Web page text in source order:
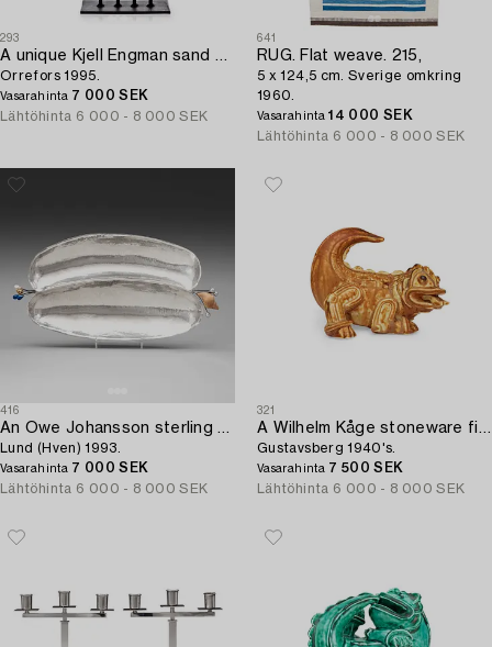
293
A unique Kjell Engman sand cast glass sculpture 'Chakira',
Orrefors 1995.
Vasarahinta 7 000 SEK
Lähtöhinta 6 000 - 8 000 SEK
641
RUG. Flat weave. 215,
5 x 124,5 cm. Sverige omkring
1960.
Vasarahinta14 000 SEK
Lähtöhinta 6 000 - 8 000 SEK
416
An Owe Johansson sterling bowl,
Lund (Hven) 1993.
Vasarahinta 7 000 SEK
Lähtöhinta 6 000 - 8 000 SEK
321
A Wilhelm Kåge stoneware figure of a dragon puppy,
Gustavsberg 1940's.
Vasarahinta 7 500 SEK
Lähtöhinta 6 000 - 8 000 SEK